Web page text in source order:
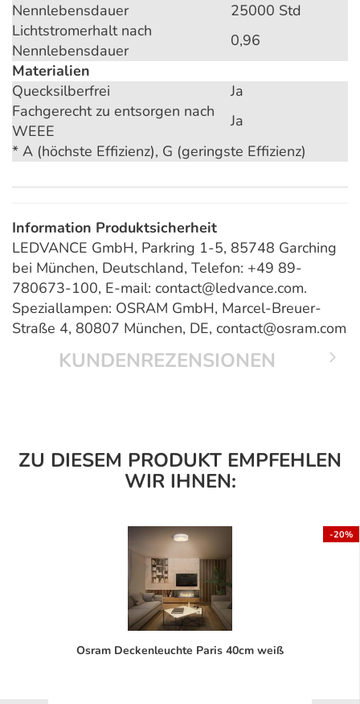
Nennlebensdauer
25000 Std
Lichtstromerhalt nach
Nennlebensdauer
0,96
Materialien
Quecksilberfrei
Ja
Fachgerecht zu entsorgen nach
WEEE
Ja
* A (höchste Effizienz), G (geringste Effizienz)
Information Produktsicherheit
LEDVANCE GmbH, Parkring 1-5, 85748 Garching
bei München, Deutschland, Telefon: +49 89-
780673-100, E-mail: contact@ledvance.com.
Speziallampen: OSRAM GmbH, Marcel-Breuer-
Straße 4, 80807 München, DE, contact@osram.com
KUNDENREZENSIONEN
ZU DIESEM PRODUKT EMPFEHLEN
WIR IHNEN:
-20%
Osram Deckenleuchte Paris 40cm weiß